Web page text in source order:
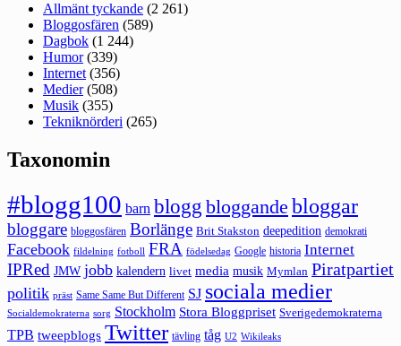
Allmänt tyckande (2 261)
Bloggosfären (589)
Dagbok (1 244)
Humor(339)
Internet (356)
Medier(508)
Musik (355)
Tekniknörderi (265)
Taxonomin
#blogg100 barn blogg bloggande bloggar
bloggare bloggosfären Borlänge Brit Stakston deepedition demokrati
Facebook fildelning fotboll FRA födelsedag Google historia Internet
IPRed JMW jobb kalendern livet media musik Mymlan Piratpartiet
politik präst Same Same But Different SJ sociala medier
Socialdemokraterna sorg Stockholm Stora Bloggpriset Sverigedemokraterna
TPB tweepblogs Twitter tävling tåg U2 Wikileaks